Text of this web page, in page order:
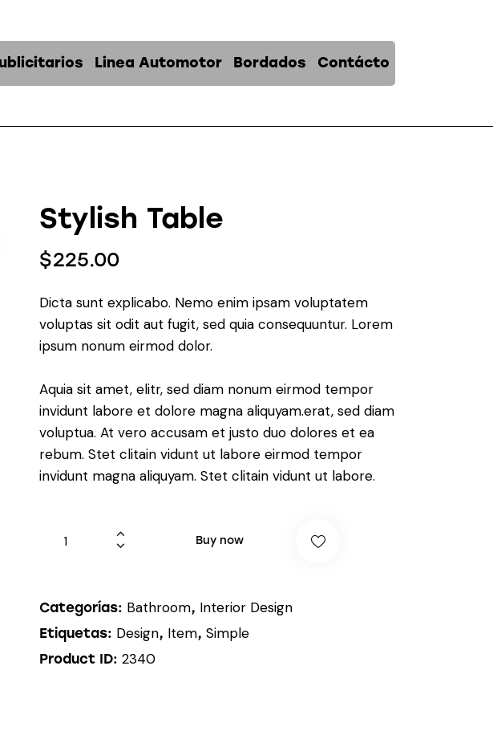
Linea Automotor Bordados Contácto
Stylish Table
$225.00
Dicta sunt explicabo. Nemo enim ipsam voluptatem
voluptas sit odit aut fugit, sed quia consequuntur. Lorem
ipsum nonum eirmod dolor.
Aquia sit amet, elitr, sed diam nonum eirmod tempor
invidunt labore et dolore magna aliquyam.erat, sed diam
voluptua. At vero accusam et justo duo dolores et ea
rebum. Stet clitain vidunt ut labore eirmod tempor
invidunt magna aliquyam. Stet clitain vidunt ut labore.
Table
Buy now
Categorías: Bathroom, Interior Design
Etiquetas: Design, Item, Simple
Product ID: 2340